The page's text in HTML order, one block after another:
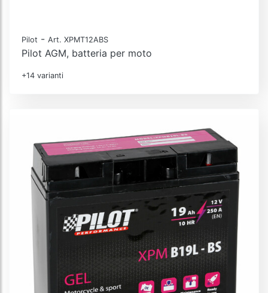
Pilot - Art. XPMT12ABS
Pilot AGM, batteria per moto
+14 varianti